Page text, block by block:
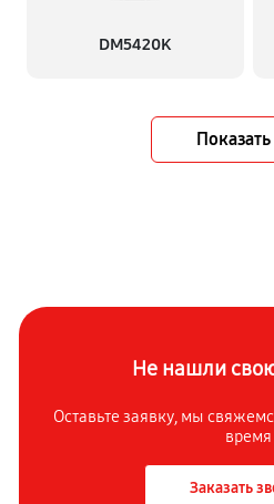
DM5420K
Показать
Не нашли
Оставьте заявку, мы
время
Заказать